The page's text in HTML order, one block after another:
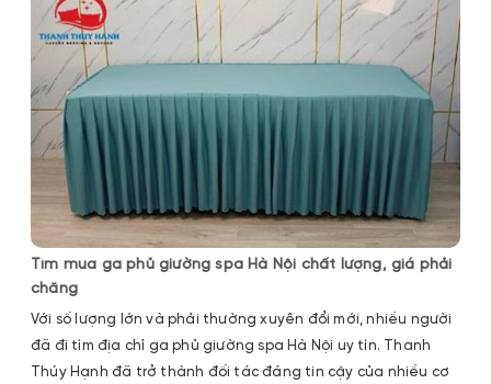
Tìm mua ga phủ giường spa Hà Nội chất lượng, giá phải
chăng
Với số lượng lớn và phải thường xuyên đổi mới, nhiều người
đã đi tìm địa chỉ ga phủ giường spa Hà Nội uy tín. Thanh
Thúy Hạnh đã trở thành đối tác đáng tin cậy của nhiều cơ